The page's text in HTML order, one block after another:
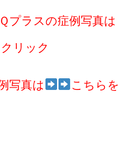
プラスの症例写真は
リック
写真は こちらを